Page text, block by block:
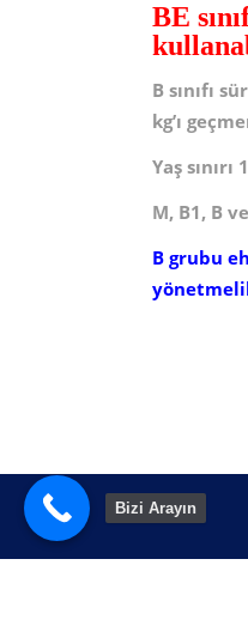
BE
B sınıfı
kg’ı
Yaş
M, B1, B
B grubu
Bizi Arayın